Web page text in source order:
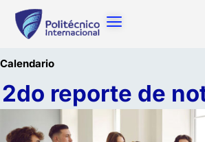
Calendario
2do reporte de